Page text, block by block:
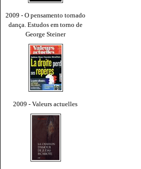
2009 - O pensamento tornado
dança. Estudos em torno de
George Steiner
2009 - Valeurs actuelles